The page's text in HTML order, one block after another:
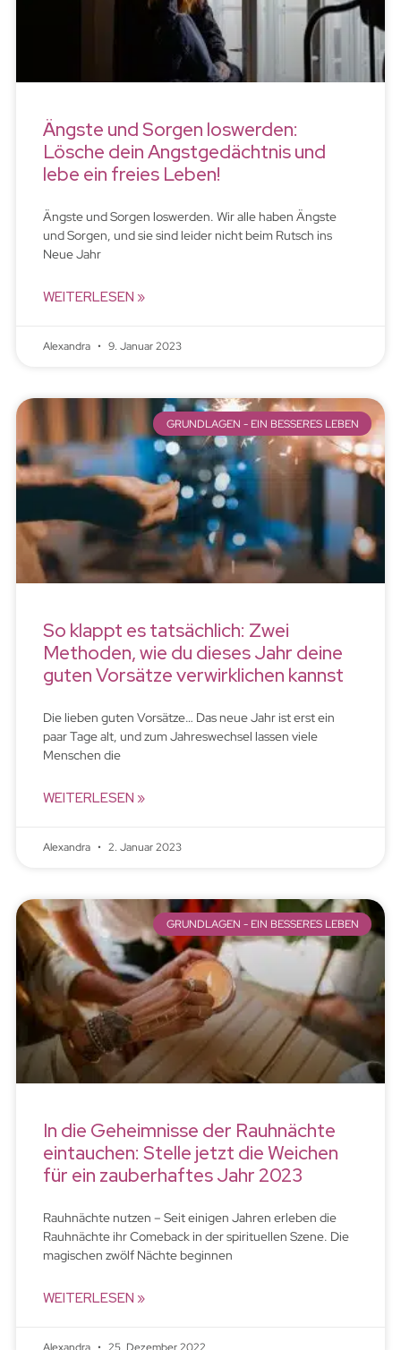
Ängste und Sorgen loswerden:
Lösche dein Angstgedächtnis und
lebe ein freies Leben!
Ängste und Sorgen loswerden. Wir alle haben Ängste
und Sorgen, und sie sind leider nicht beim Rutsch ins
Neue Jahr
WEITERLESEN »
Alexandra 9. Januar 2023
GRUNDLAGEN - EIN BESSERES LEBEN
So klappt es tatsächlich: Zwei
Methoden, wie du dieses Jahr deine
guten Vorsätze verwirklichen kannst
Die lieben guten Vorsätze… Das neue Jahr ist erst ein
paar Tage alt, und zum Jahreswechsel lassen viele
Menschen die
WEITERLESEN »
Alexandra 2. Januar 2023
GRUNDLAGEN - EIN BESSERES LEBEN
In die Geheimnisse der Rauhnächte
eintauchen: Stelle jetzt die Weichen
für ein zauberhaftes Jahr 2023
Rauhnächte nutzen – Seit einigen Jahren erleben die
Rauhnächte ihr Comeback in der spirituellen Szene. Die
magischen zwölf Nächte beginnen
WEITERLESEN »
Alexandra 25. Dezember 2022